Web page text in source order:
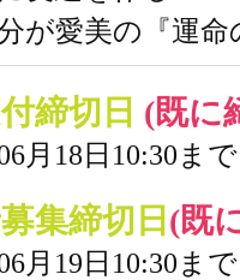
が愛美の『運命
締切日 (既に
月18日10:30まで
集締切日 (既
月19日10:30まで